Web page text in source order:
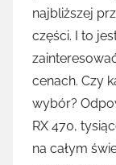
najbliższej
części. I to
cenach. Czy
wybór?
RX 470,
na całym